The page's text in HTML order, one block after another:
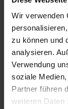
Wir verwenden
zu können und
analysieren.
Verwendung
soziale
Partner führen
weiteren Daten